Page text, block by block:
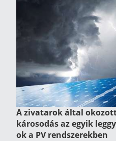
A zivatarok által
károsodás az egyik
ok a PV rendszerekben